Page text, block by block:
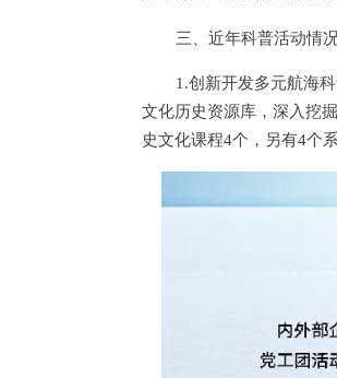
三、近年科普活动情
1.创新开发多元航海
文化历史资源库，深入挖
史文化课程4个，另有4个